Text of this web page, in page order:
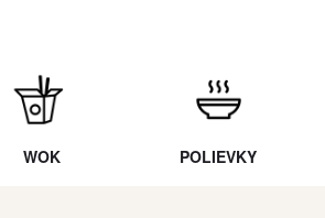
WOK POLIEVKY